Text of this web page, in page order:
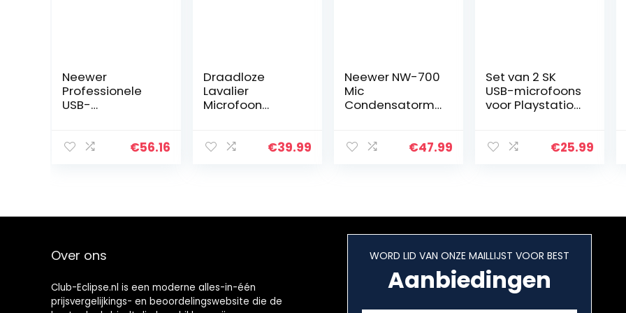
Neewer
Professionele
USB-
bewaking
€56.16
Draadloze
Lavalier
Microfoon
clip on Mic Micro
iPhone iPad
Interview Vlog
€39.99
Neewer NW-700
Mic
Condensatormi
schaararmstan
€47.99
Set van 2 SK
USB-microfoons
voor Playstation
One/Nintendo
Lets Sing,
SingStar enz.
€25.99
Over ons
Club-Eclipse.nl is een moderne alles-in-één
prijsvergelijkings- en beoordelingswebsite die de
WORD LID VAN ONZE MAILLIJST VOOR BEST
Aanbiedingen